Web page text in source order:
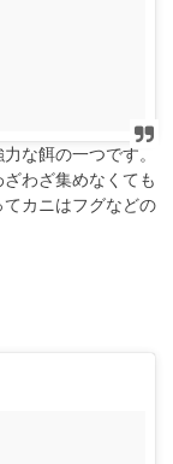
な餌の一つです。
わざ集めなくても
カニはフグなどの